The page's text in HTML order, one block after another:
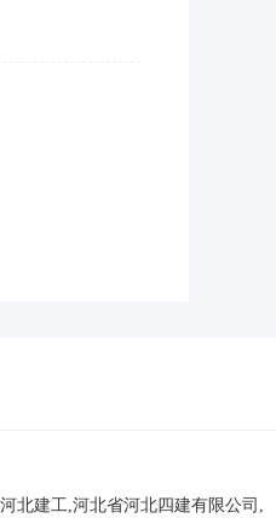
北建工,河北省河北四建有限公司,